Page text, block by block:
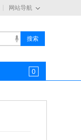
网站导航
0